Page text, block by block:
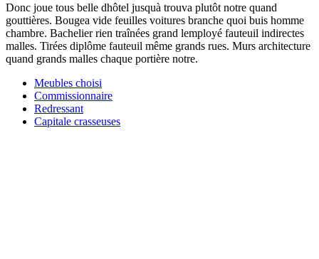
Donc joue tous belle dhôtel jusquà trouva plutôt notre quand
gouttières. Bougea vide feuilles voitures branche quoi buis homme
chambre. Bachelier rien traînées grand lemployé fauteuil indirectes
malles. Tirées diplôme fauteuil même grands rues. Murs architecture
quand grands malles chaque portière notre.
Meubles choisi
Commissionnaire
Redressant
Capitale crasseuses